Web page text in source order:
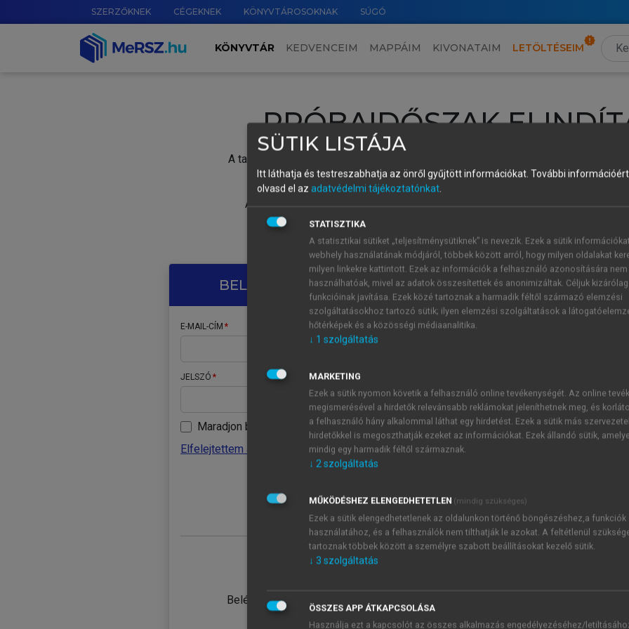
SZERZŐKNEK CÉGEKNEK KÖNYVTÁROSOKNAK SÚGÓ
KÖNYVTÁR KEDVENCEIM MAPPÁIM KIVONATAIM LETÖLTÉSEIM
PRÓBAIDŐSZAK
A tartalom megtekintéséhez lépj be a saját fiókoddal, iskolai azonosítóddal vagy
Új felhasználóként1 óra díjmentes hozzáférésrevagy
A próbaidőszak elindításához,
vagy hozz
A regisztráció után a
BELÉPÉS SAJÁT FIÓKKAL
E-MAIL-CÍM
JELSZÓ
Maradjon belépve
Elfelejtettem a jelszavamat
Belépés intézményi azonosítóval
ÚJ FIÓK
1 óra
JELSZÓ
Kérek értesítést a MeRSZ
Kérek értesítést az
SÜTIK LISTÁJA
Itt láthatja és testreszabhatja az önről gyűjtött információkat. További
olvasd el az adatvédelmi tájékoztatónkat.
STATISZTIKA
A statisztikai sütiket „teljesítménysütiknek” is nevezik. Ezek a sütik
webhely használatának módjáról, többek között arról, hogy milyen oldalakat
milyen linkekre kattintott. Ezek az információk a felhasználó azonosítására nem
használhatóak, mivel az adatok összesítettek és anonimizáltak. Céljuk
funkcióinak javítása. Ezek közé tartoznak a harmadik féltől származó elemzési
szolgáltatásokhoz tartozó sütik; ilyen elemzési szolgáltatások a
hőtérképek és a közösségi médiaanalitika.
↓ 1 szolgáltatás
MARKETING
Ezek a sütik nyomon követik a felhasználó online tevékenységét. Az online
megismerésével a hirdetők relevánsabb reklámokat jeleníthetnek meg, és
a felhasználó hány alkalommal láthat egy hirdetést. Ezek a sütik más
hirdetőkkel is megoszthatják ezeket az információkat. Ezek állandó sütik,
mindig egy harmadik féltől származnak.
↓ 2szolgáltatás
MŰKÖDÉSHEZ ELENGEDHETETLEN (mindig szükséges)
Ezek a sütik elengedhetetlenek az oldalunkon történő böngészéshez,a funkciók
használatához, és a felhasználók nem tilthatják le azokat. A feltétlenül
tartoznak többek között a személyre szabott beállításokat kezelő sütik.
↓ 3 szolgáltatás
ÖSSZES APP ÁTKAPCSOLÁSA
Használja ezt a kapcsolót az összes alkalmazás engedélyezéséhez/